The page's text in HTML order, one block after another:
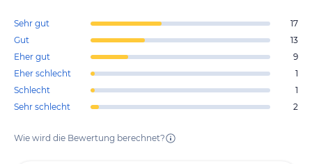
Sehr gut
17
Gut
13
Eher gut
9
Eher schlecht
1
Schlecht
1
Sehr schlecht
2
Wie wird die Bewertung berechnet?